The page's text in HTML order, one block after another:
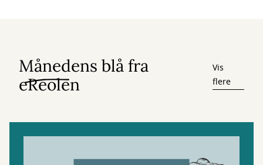
Månedens blå fra
eReolen
Vis
flere